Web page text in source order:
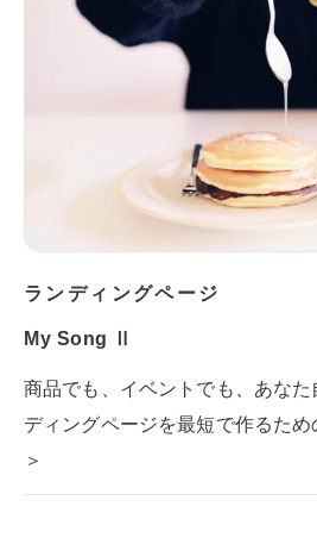
ランディングページ
My Song Ⅱ
商品でも、イベントでも、あな
ディングページを最短で作るため
＞